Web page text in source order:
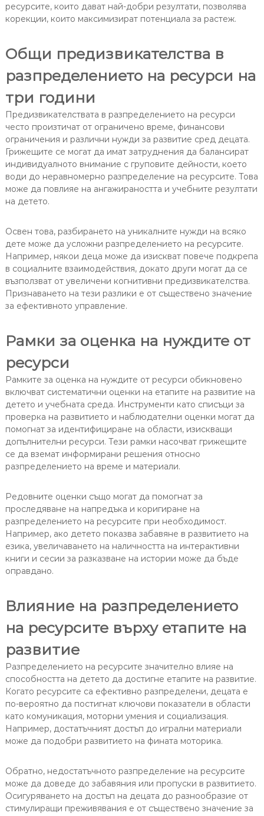
ресурсите, които дават най-добри резултати, позволява
корекции, които максимизират потенциала за растеж.
Общи предизвикателства в
разпределението на ресурси на
три години
Предизвикателствата в разпределението на ресурси
често произтичат от ограничено време, финансови
ограничения и различни нужди за развитие сред децата.
Грижещите се могат да имат затруднения да балансират
индивидуалното внимание с груповите дейности, което
води до неравномерно разпределение на ресурсите. Това
може да повлияе на ангажираността и учебните резултати
на детето.
Освен това, разбирането на уникалните нужди на всяко
дете може да усложни разпределението на ресурсите.
Например, някои деца може да изискват повече подкрепа
в социалните взаимодействия, докато други могат да се
възползват от увеличени когнитивни предизвикателства.
Признаването на тези разлики е от съществено значение
за ефективното управление.
Рамки за оценка на нуждите от
ресурси
Рамките за оценка на нуждите от ресурси обикновено
включват систематични оценки на етапите на развитие на
детето и учебната среда. Инструменти като списъци за
проверка на развитието и наблюдателни оценки могат да
помогнат за идентифициране на области, изискващи
допълнителни ресурси. Тези рамки насочват грижещите
се да вземат информирани решения относно
разпределението на време и материали.
Редовните оценки също могат да помогнат за
проследяване на напредъка и коригиране на
разпределението на ресурсите при необходимост.
Например, ако детето показва забавяне в развитието на
езика, увеличаването на наличността на интерактивни
книги и сесии за разказване на истории може да бъде
оправдано.
Влияние на разпределението
на ресурсите върху етапите на
развитие
Разпределението на ресурсите значително влияе на
способността на детето да достигне етапите на развитие.
Когато ресурсите са ефективно разпределени, децата е
по-вероятно да постигнат ключови показатели в области
като комуникация, моторни умения и социализация.
Например, достатъчният достъп до игрални материали
може да подобри развитието на фината моторика.
Обратно, недостатъчното разпределение на ресурсите
може да доведе до забавяния или пропуски в развитието.
Осигуряването на достъп на децата до разнообразие от
стимулиращи преживявания е от съществено значение за